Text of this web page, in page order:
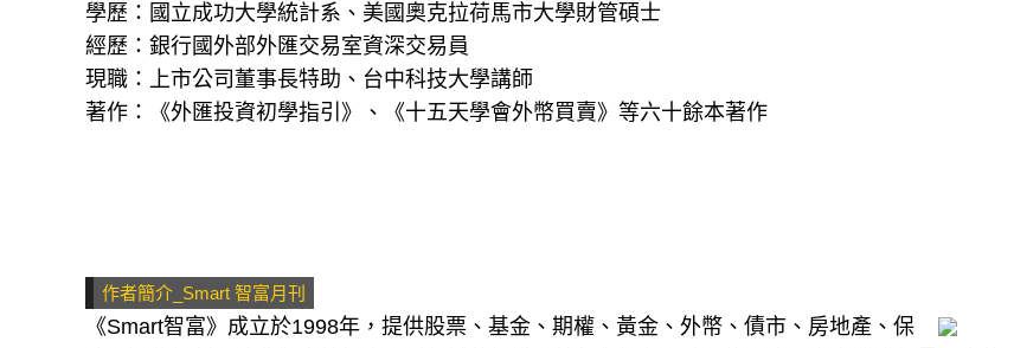
學歷：國立成功大學統計系、美國奧克拉荷馬市大學財管碩士
經歷：銀行國外部外匯交易室資深交易員
現職：上市公司董事長特助、台中科技大學講師
著作：《外匯投資初學指引》、《十五天學會外幣買賣》等六十餘本著作
作者簡介_Smart 智富月刊
《Smart智富》成立於1998年，提供股票、基金、期權、黃金、外幣、債市、房地產、保